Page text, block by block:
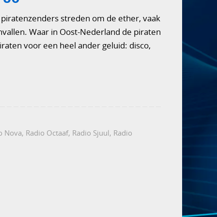
streden om de ether, vaak
Waar in Oost-Nederland de piraten
voor een heel ander geluid: disco,
Nova, Radio Octaaf, Radio Sjuul, Radio